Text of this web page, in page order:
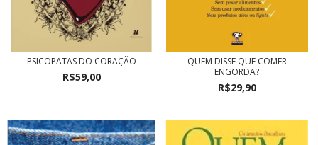
PSICOPATAS DO CORAÇÃO
R$59,00
QUEM DISSE QUE COMER
ENGORDA?
R$29,90